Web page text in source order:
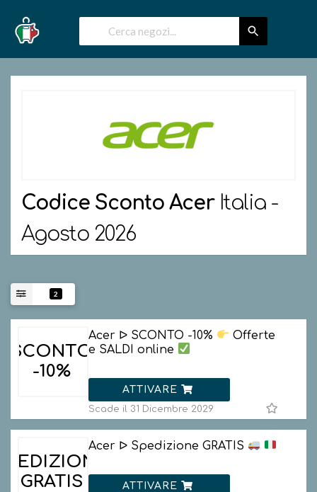
Codice Sconto AcerItalia -
Agosto 2026
2
SCONTO
-10%
Acer ᐅ SCONTO -10%
Offerte
e SALDI online
ATTIVARE
Scade il 31 Dicembre 2029
GRATIS
Acer ᐅ Spedizione GRATIS
ATTIVARE